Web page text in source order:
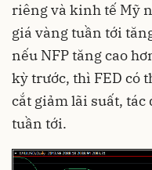
riêng và kinh tế Mỹ
giá vàng tuần tới
nếu NFP tăng cao
kỳ trước, thì FED có
cắt giảm lãi suất,
tuần tới.